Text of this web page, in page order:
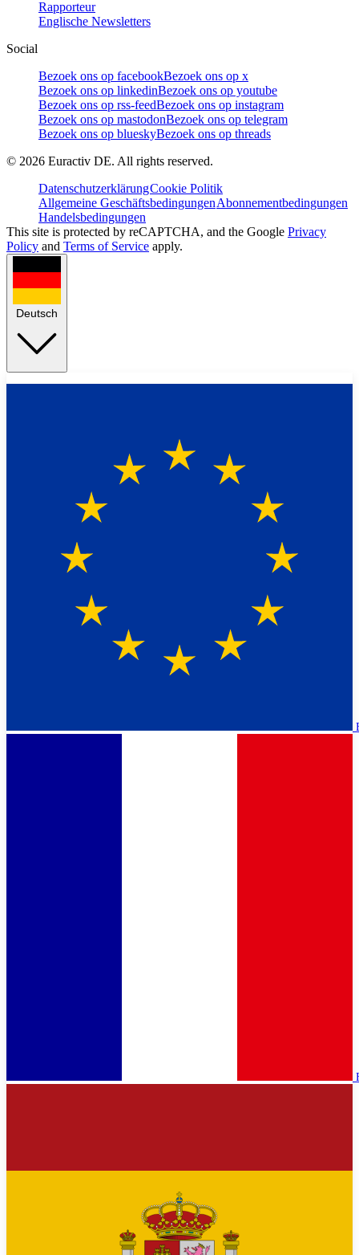
Rapporteur
Englische Newsletters
Social
Bezoek ons op facebookBezoek ons op x
Bezoek ons op linkedinBezoek ons op youtube
Bezoek ons op rss-feedBezoek ons op instagram
Bezoek ons op mastodonBezoek ons op telegram
Bezoek ons op blueskyBezoek ons op threads
© 2026 Euractiv DE. All rights reserved.
DatenschutzerklärungCookie Politik
Allgemeine GeschäftsbedingungenAbonnementbedingungen
Handelsbedingungen
This site is protected by reCAPTCHA, and the Google Privacy
Policy and Terms of Service apply.
Deutsch